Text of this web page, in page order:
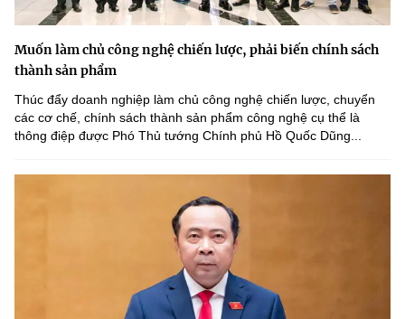
Muốn làm chủ công nghệ chiến lược, phải biến chính sách
thành sản phẩm
Thúc đẩy doanh nghiệp làm chủ công nghệ chiến lược, chuyển
các cơ chế, chính sách thành sản phẩm công nghệ cụ thể là
thông điệp được Phó Thủ tướng Chính phủ Hồ Quốc Dũng...